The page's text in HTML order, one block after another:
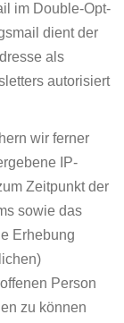
im Double-Opt-
dient der
als
autorisiert
wir ferner
IP-
Zeitpunkt der
sowie das
Erhebung
Person
zu können